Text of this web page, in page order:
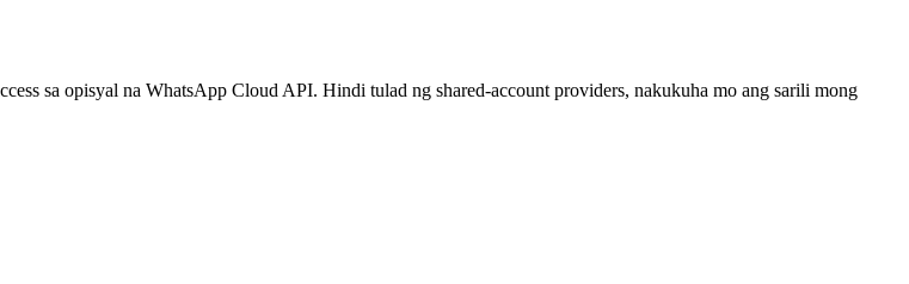
sa opisyal na WhatsApp Cloud API. Hindi tulad ng shared-account providers, nakukuha mo ang sarili mong